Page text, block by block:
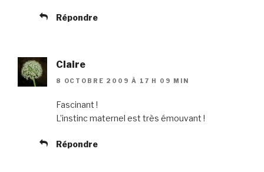
Répondre
Claire
8 OCTOBRE 2009 À 17 H 09 MIN
Fascinant !
L’instinc maternel est très émouvant !
Répondre